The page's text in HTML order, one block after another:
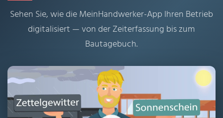
Sehen Sie, wie die MeinHandwerker-App Ihren Betrieb
digitalisiert — von der Zeiterfassung bis zum
Bautagebuch.